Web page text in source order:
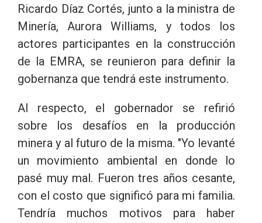
Ricardo Díaz Cortés, junto a la ministra de
Minería, Aurora Williams, y todos los
actores participantes en la construcción
de la EMRA, se reunieron para definir la
gobernanza que tendrá este instrumento.
Al respecto, el gobernador se refirió
sobre los desafíos en la producción
minera y al futuro de la misma. "Yo levanté
un movimiento ambiental en donde lo
pasé muy mal. Fueron tres años cesante,
con el costo que significó para mi familia.
Tendría muchos motivos para haber